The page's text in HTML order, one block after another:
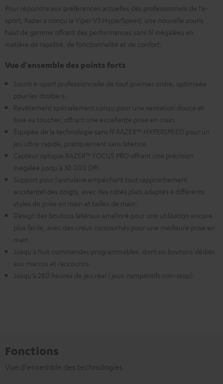
Pour répondre aux préférences actuelles des professionnels de l'e-
sport, Razer a conçu la Viper V3 HyperSpeed, une nouvelle souris
haut de gamme offrant des performances sans fil inégalées en
matière de rapidité, de fonctionnalité et de confort.
Vue d’ensemble des points forts
Souris e-sport professionnelle de tout premier ordre, optimisée
pour les droitiers.
Revêtement spécialement conçu pour une sensation douce et
lisse au toucher, offrant une excellente prise en main.
Équipée de la technologie sans fil RAZER™ HYPERSPEED pour un
jeu ultra-rapide, pratiquement sans latence.
Capteur optique RAZER™ FOCUS PRO offrant une précision
inégalée jusqu'à 30 000 DPI
Support pour l'annulaire empêchant tout rapprochement
accidentel des doigts, avec des côtés plats adaptés à différents
styles de prise en main et tailles de main.
Design des boutons latéraux amélioré pour une utilisation encore
plus facile, avec des creux contournés pour une meilleure prise en
main.
Jusqu'à huit commandes programmables, dont six boutons dédiés
aux macros et raccourcis.
Jusqu'à 280 heures de jeu réel (jeux compétitifs non-stop).
Fonctions
Vue d'ensemble des technologies